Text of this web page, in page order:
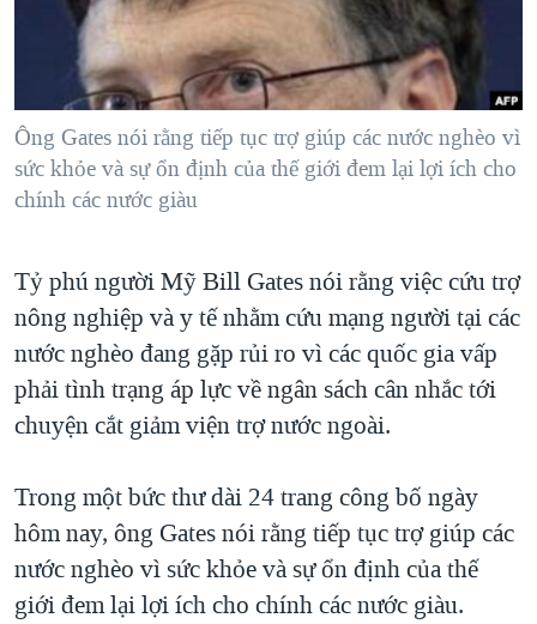
NGƯỜI VIỆT HẢI NGOẠI
ĐỜI SỐNG
KINH TẾ
KHOA HỌC
SỨC KHOẺ
THỂ THAO
GIÁO DỤC
TẠI
HÀNH TRÌNH BẦU CỬ 2024
MỘT NĂM CHIẾN TRANH TẠI DẢI GAZA
GIẢI MÃ VÀNH ĐAI & CON ĐƯỜNG
NGÀY TỊ NẠN THẾ GIỚI
CHI PHÍ CHIẾN TRANH AFGHANISTAN
CÁC GIÁ TRỊ CỘNG HÒA Ở VIỆT NAM
THƯỢNG ĐỈNH TRUMP-KIM TẠI VIỆT NAM
TRỊNH VĨNH BÌNH VS. CHÍNH PHỦ VIỆT NAM
BÊN KIA QUỐC LỘ: TIẾNG VỌNG TỪ NÔNG THÔN MỸ
QUAN HỆ VIỆT MỸ
VIDEO
MẠNG XÃ HỘI
Ông Gates nói rằng tiếp tục trợ giúp các nước nghèo vì
sức khỏe và sự ổn định của thế giới đem lại lợi ích cho
chính các nước giàu
Tỷ phú người Mỹ Bill Gates nói rằng việc cứu trợ
nông nghiệp và y tế nhằm cứu mạng người tại các
nước nghèo đang gặp rủi ro vì các quốc gia vấp
phải tình trạng áp lực về ngân sách cân nhắc tới
chuyện cắt giảm viện trợ nước ngoài.
Trong một bức thư dài 24 trang công bố ngày
hôm nay, ông Gates nói rằng tiếp tục trợ giúp các
nước nghèo vì sức khỏe và sự ổn định của thế
giới đem lại lợi ích cho chính các nước giàu.